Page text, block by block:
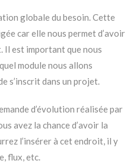
globale du besoin. Cette
car elle nous permet d’avoir
Il est important que nous
module nous allons
s’inscrit dans un projet.
d’évolution réalisée par
avez la chance d’avoir la
l’insérer à cet endroit, il y
flux, etc.